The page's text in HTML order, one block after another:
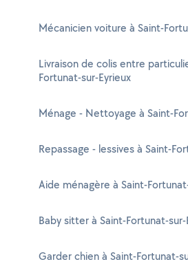
Mécanicien voiture à Saint-
Livraison de colis entre
Fortunat-sur-Eyrieux
Ménage - Nettoyage à Saint-
Repassage - lessives à Saint-
Aide ménagère à Saint-
Baby sitter à Saint-Fortunat-sur-
Garder chien à Saint-Fortunat-